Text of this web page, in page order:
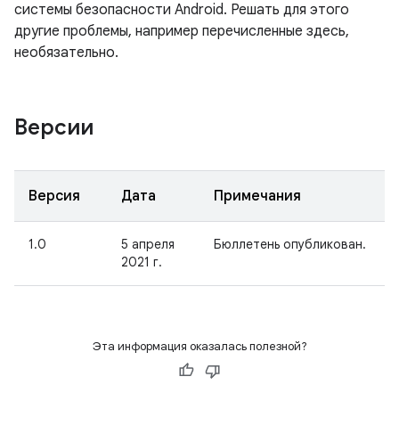
системы безопасности Android. Решать для этого
другие проблемы, например перечисленные здесь,
необязательно.
Версии
Версия Дата Примечания
1.0
5 апреля
2021 г.
Бюллетень опубликован.
Эта информация оказалась полезной?